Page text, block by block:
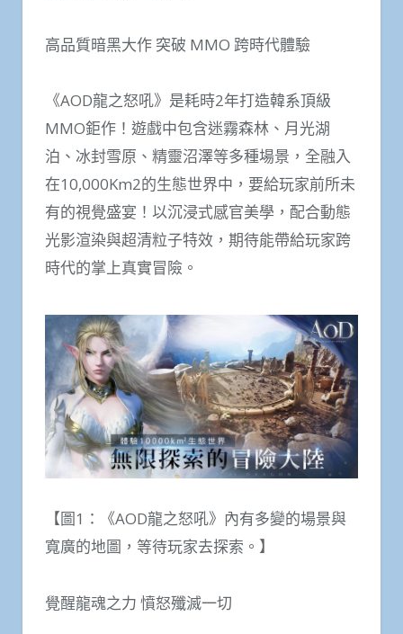
高品質暗黑大作 突破 MMO 跨時代體驗
《AOD龍之怒吼》是耗時2年打造韓系頂級
MMO鉅作！遊戲中包含迷霧森林、月光湖
泊、冰封雪原、精靈沼澤等多種場景，全融入
在10,000Km2的生態世界中，要給玩家前所未
有的視覺盛宴！以沉浸式感官美學，配合動態
光影渲染與超清粒子特效，期待能帶給玩家跨
時代的掌上真實冒險。
【圖1：《AOD龍之怒吼》內有多變的場景與
寬廣的地圖，等待玩家去探索。】
覺醒龍魂之力 憤怒殲滅一切